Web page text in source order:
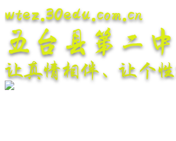
wtez.30edu.com.cn
五台县第二
让真情相伴、让个